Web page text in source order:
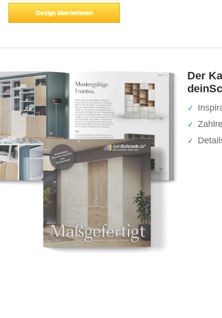
Design übernehmen
Der